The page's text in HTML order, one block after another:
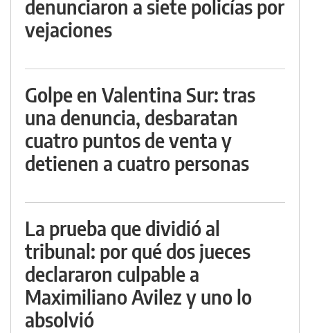
denunciaron a siete policías por
vejaciones
Golpe en Valentina Sur: tras
una denuncia, desbaratan
cuatro puntos de venta y
detienen a cuatro personas
La prueba que dividió al
tribunal: por qué dos jueces
declararon culpable a
Maximiliano Avilez y uno lo
absolvió